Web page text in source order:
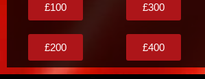
£100 £300
£200 £400